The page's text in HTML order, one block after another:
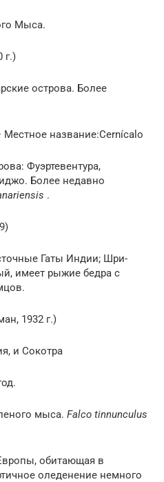
Мыса.
г.)
острова. Более
Местное название:Cernícalo
Фуэртевентура,
Более недавно
.
Гаты Индии; Шри-
имеет рыжие бедра с
1932 г.)
и Сокотра
мыса. Falco tinnunculus
обитающая в
оледенение немного